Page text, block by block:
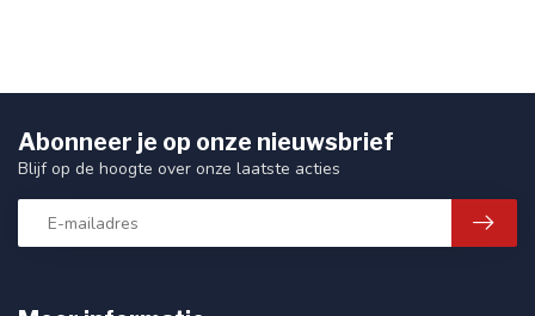
Abonneer je op onze nieuwsbrief
Blijf op de hoogte over onze laatste acties